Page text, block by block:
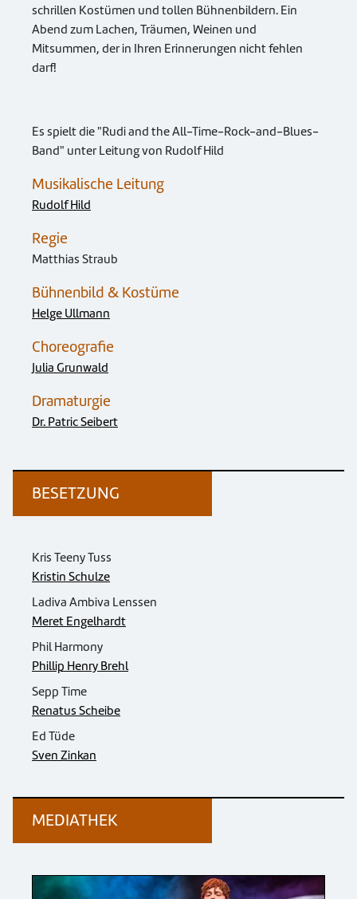
schrillen Kostümen und tollen Bühnenbildern. Ein
Abend zum Lachen, Träumen, Weinen und
Mitsummen, der in Ihren Erinnerungen nicht fehlen
darf!
Es spielt die "Rudi and the All-Time-Rock-and-Blues-
Band" unter Leitung von Rudolf Hild
Musikalische Leitung
Rudolf Hild
Regie
Matthias Straub
Bühnenbild & Kostüme
Helge Ullmann
Choreografie
Julia Grunwald
Dramaturgie
Dr. Patric Seibert
BESETZUNG
Kris Teeny Tuss
Kristin Schulze
Ladiva Ambiva Lenssen
Meret Engelhardt
Phil Harmony
Phillip Henry Brehl
Sepp Time
Renatus Scheibe
Ed Tüde
Sven Zinkan
MEDIATHEK